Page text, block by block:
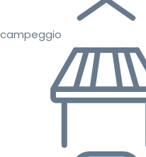
campeggio